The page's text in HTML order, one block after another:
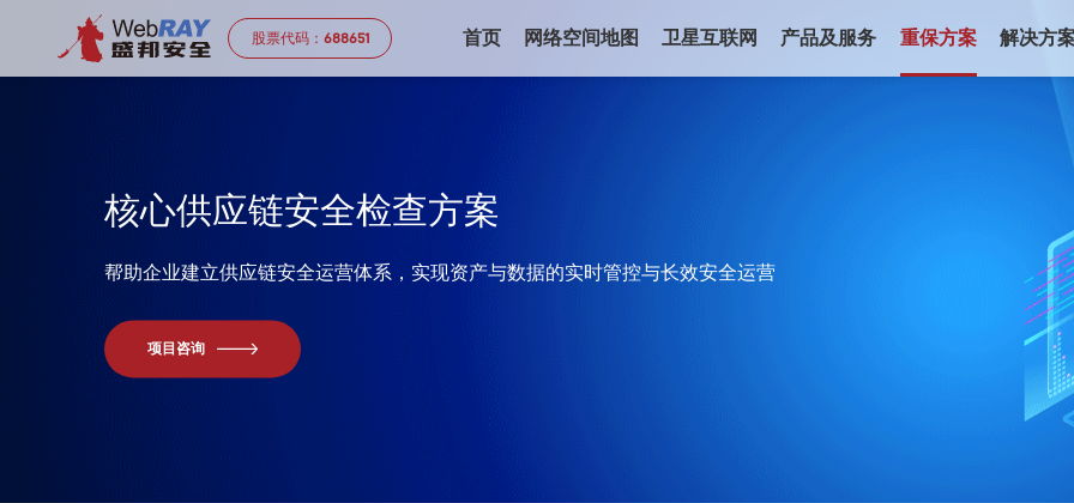
股票代码： 688651 首页 网络空间地图 卫星互联网 产品及服务 重保方案 解决方
核心供应链安全检查方案
帮助企业建立供应链安全运营体系，实现资产与数据的实时管控与长效安全运营
项目咨询